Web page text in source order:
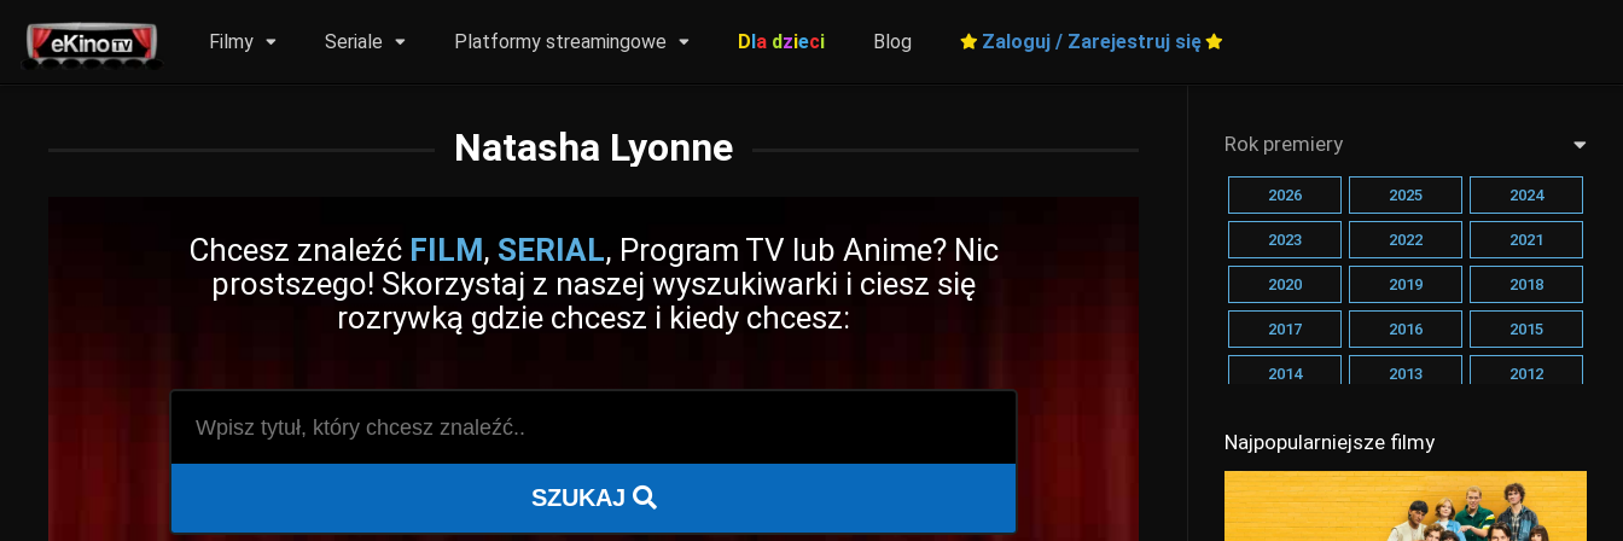
Filmy Seriale Platformy streamingowe Dla dzieci Blog Zaloguj / Zarejestruj się
Natasha Lyonne
Chcesz znaleźć FILM, SERIAL, Program TV lub Anime? Nic
prostszego! Skorzystaj z naszej wyszukiwarki i ciesz się
rozrywką gdzie chcesz i kiedy chcesz:
SZUKAJ
Rok premiery
2026 2025 2024
2023 2022 2021
2020 2019 2018
2017 2016 2015
2014 2013 2012
2005 2004 2003
Najpopularniejsze filmy